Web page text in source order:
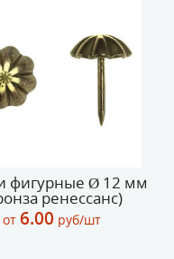
фигурные Ø 12 мм
ренессанс)
от 6.00 руб/шт